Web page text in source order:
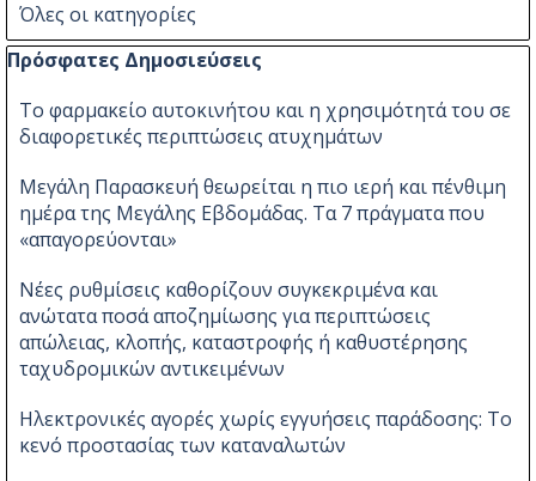
Όλες οι κατηγορίες
Παράλειψη μπλόκ Πρόσφατες Δημοσιεύσεις
Πρόσφατες Δημοσιεύσεις
Το φαρμακείο αυτοκινήτου και η χρησιμότητά του σε
διαφορετικές περιπτώσεις ατυχημάτων
Μεγάλη Παρασκευή θεωρείται η πιο ιερή και πένθιμη
ημέρα της Μεγάλης Εβδομάδας. Τα 7 πράγματα που
«απαγορεύονται»
Νέες ρυθμίσεις καθορίζουν συγκεκριμένα και
ανώτατα ποσά αποζημίωσης για περιπτώσεις
απώλειας, κλοπής, καταστροφής ή καθυστέρησης
ταχυδρομικών αντικειμένων
Ηλεκτρονικές αγορές χωρίς εγγυήσεις παράδοσης: Το
κενό προστασίας των καταναλωτών